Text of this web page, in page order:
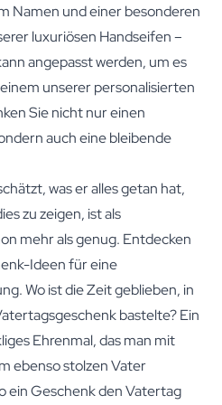
Namen und einer besonderen
luxuriösen Handseifen–
angepasst werden, um es
unserer personalisierten
Sie nicht nur einen
auch eine bleibende
was er alles getan hat,
zu zeigen, ist als
mehr als genug. Entdecken
Ideen für eine
Wo ist die Zeit geblieben, in
bastelte? Ein
Ehrenmal, das man mit
ebenso stolzen Vater
ein Geschenk den Vatertag